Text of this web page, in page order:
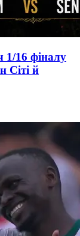
1/16 фіналу
Сіті й